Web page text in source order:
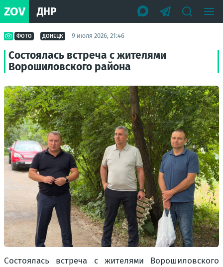
ZOV ДНР
ФОТО ДОНЕЦК 9 июля 2026, 21:46
Состоялась встреча с жителями
Ворошиловского района
Состоялась встреча с жителями Ворошиловского